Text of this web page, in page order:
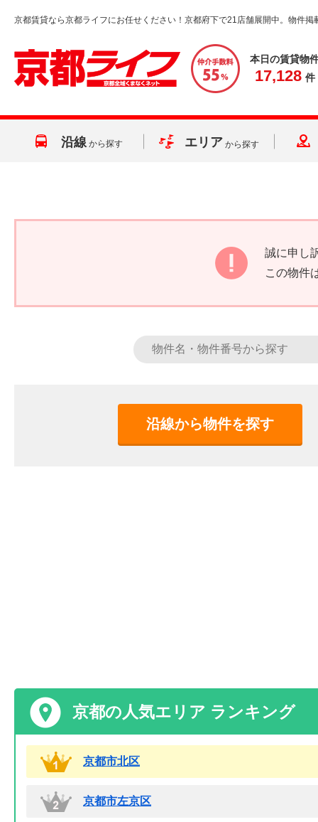
京都賃貸なら京都ライフにお任せください！京都府下で21店舗展開中。物件掲
本日の賃貸物
17,128 件
沿線 から探す エリア から探す
誠に申し
この物件
沿線から物件を探す
京都の人気エリア ランキング
京都市北区
京都市左京区